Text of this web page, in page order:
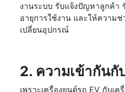
งานระบบ รับแจ้งปัญหาลูกค้า
อายุการใช้งาน และให้ความช่
เปลี่ยนอุปกรณ์
2. ความเข้ากันกั
เพราะเครื่องยนต์รถ EV กับเ